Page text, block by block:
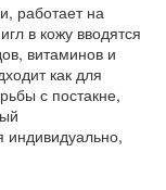
работает на
в кожу вводятся
витаминов и
как для
с постакне,
индивидуально,